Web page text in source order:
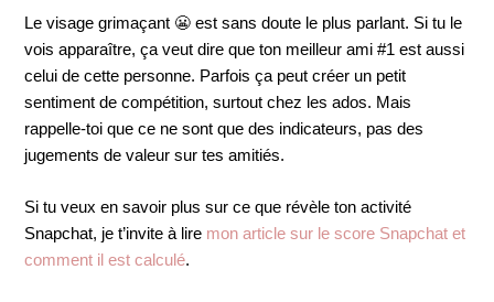
Le visage grimaçant 😬 est sans doute le plus parlant. Si tu le
vois apparaître, ça veut dire que ton meilleur ami #1 est aussi
celui de cette personne. Parfois ça peut créer un petit
sentiment de compétition, surtout chez les ados. Mais
rappelle-toi que ce ne sont que des indicateurs, pas des
jugements de valeur sur tes amitiés.
Si tu veux en savoir plus sur ce que révèle ton activité
Snapchat, je t’invite à lire mon article sur le score Snapchat et
comment il est calculé.